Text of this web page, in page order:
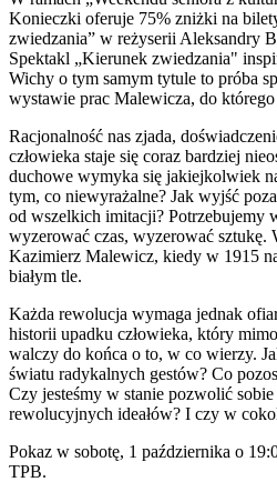
Konieczki oferuje 75% zniżki na
zwiedzania” w reżyserii Aleksandry
Spektakl „Kierunek zwiedzania"
Wichy o tym samym tytule to próba
wystawie prac Malewicza, do
Racjonalność nas zjada,
człowieka staje się coraz bardziej
duchowe wymyka się jakiejkolwiek
tym, co niewyrażalne? Jak wyjść
od wszelkich imitacji? Potrzebujemy
wyzerować czas, wyzerować sztukę.
Kazimierz Malewicz, kiedy w 1915
białym tle.
Każda rewolucja wymaga jednak
historii upadku człowieka, który
walczy do końca o to, w co wierzy.
światu radykalnych gestów? Co
Czy jesteśmy w stanie pozwolić
rewolucyjnych ideałów? I czy w
Pokaz w sobotę, 1 października o
TPB.